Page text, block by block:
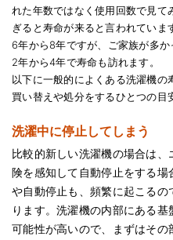
れた年数ではなく使用回数で見
ぎると寿命が来ると言われていま
6年から8年ですが、ご家族が多か
2年から4年で寿命も訪れます。
以下に一般的によくある洗濯機の
買い替えや処分をするひとつの目
洗濯中に停止してしまう
比較的新しい洗濯機の場合は
険を感知して自動停止をする
や自動停止も、頻繁に起こる
ります。洗濯機の内部にある
可能性が高いので、まずはそ